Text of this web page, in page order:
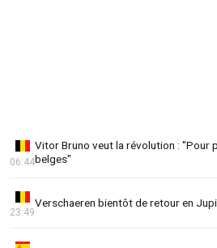
Vitor Bruno veut la révolution : "Pour
belges"
06:44
Verschaeren bientôt de retour en
23:49